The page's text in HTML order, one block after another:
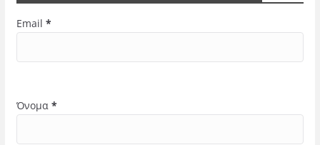
Email *
Όνομα *